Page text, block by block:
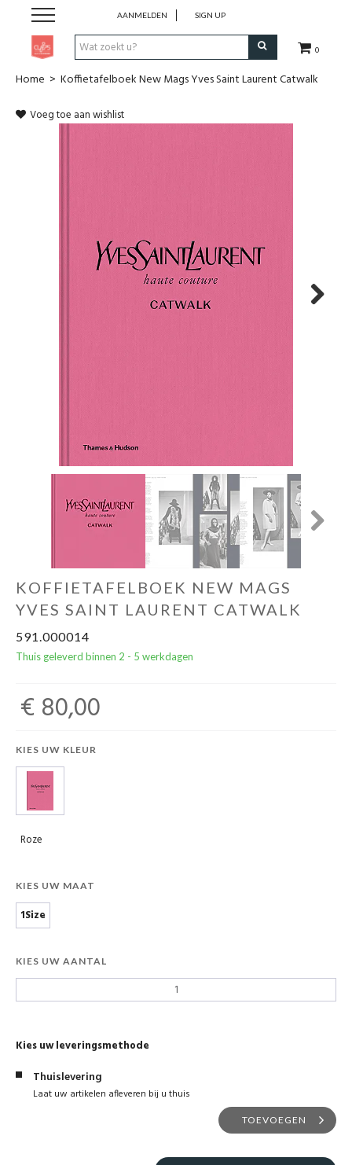
0
AANMELDEN SIGN UP
Pen & Papier
Office
De Printshop
Cadeaubon
Home > Koffietafelboek New Mags Yves Saint Laurent Catwalk
Voeg toe aan wishlist
KOFFIETAFELBOEK NEW MAGS
YVES SAINT LAURENT CATWALK
591.000014
Thuis geleverd binnen 2 - 5 werkdagen
€ 80,00
KIES UW KLEUR
Roze
KIES UW MAAT
1Size
KIES UW AANTAL
Kies uw leveringsmethode
Thuislevering
Laat uw artikelen afleveren bij u thuis
TOEVOEGEN